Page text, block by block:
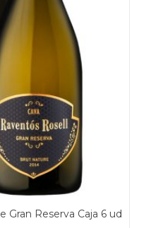
Gran Reserva Caja 6 ud